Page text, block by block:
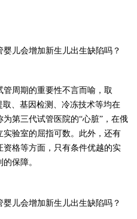
周期的重要性不言而喻，取
、基因检测、冷冻技术等均在
第三代试管医院的“心脏”，在俄
验室的屈指可数。此外，还有
格等方面，只有条件优越的实
保障。